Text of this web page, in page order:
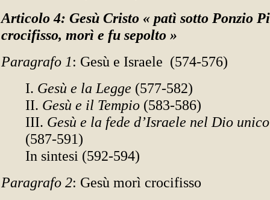
Articolo 4: Gesù Cristo « patì sotto Ponzio
crocifisso, morì e fu sepolto »
Paragrafo 1: Gesù e Israele (574-576)
I. Gesù e la Legge (577-582)
II. Gesù e il Tempio (583-586)
III. Gesù e la fede d’Israele nel Dio
(587-591)
In sintesi (592-594)
Paragrafo 2: Gesù morì crocifisso